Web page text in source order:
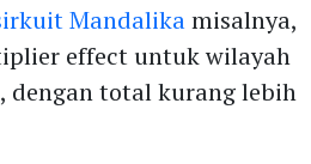
Mandalikamisalnya,
effect untuk wilayah
dengan total kurang lebih